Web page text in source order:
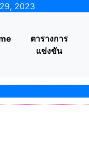
2023
ตารางการ
แข่งขัน